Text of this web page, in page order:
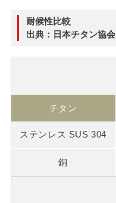
耐候性比較
出典：日本チタン協会